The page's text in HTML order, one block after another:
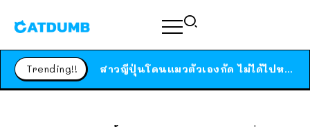
Trending!! ได้เวลาเด็กหนวดรวมตัว RF Online Next เปิดให้เล่นแล้ว เกม Sci-Fi MMORPG ระดับตำนาน เล่นได้ทั้งมือถือและ PC